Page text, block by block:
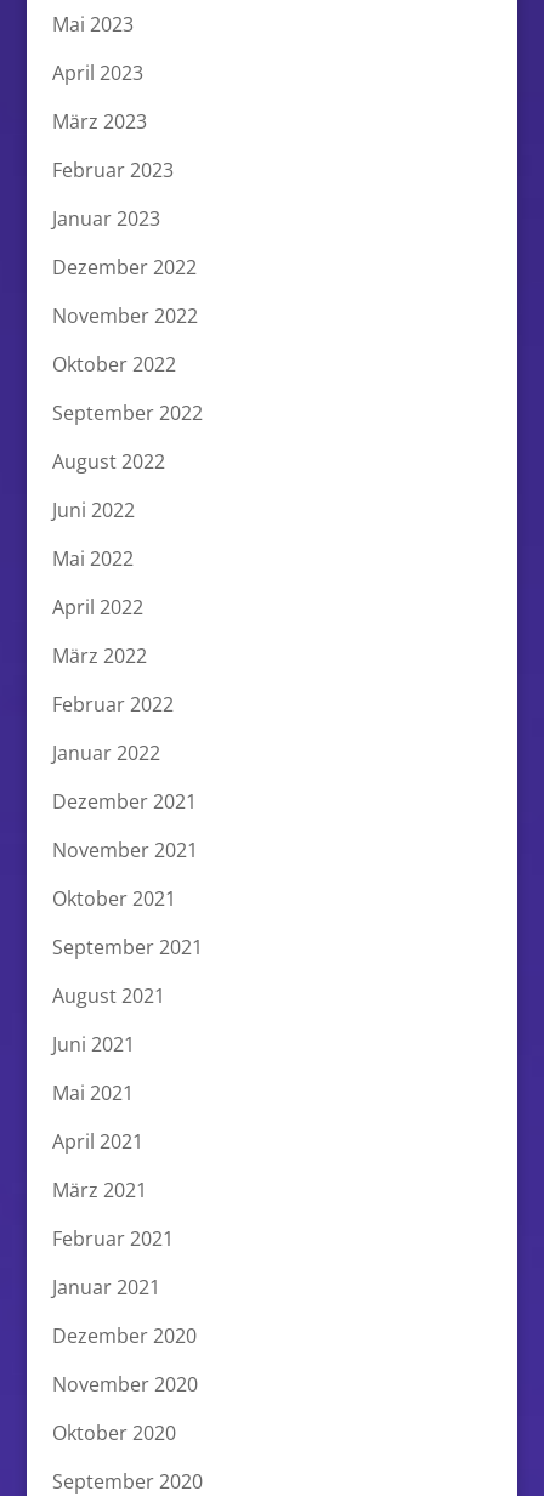
Mai 2023
April 2023
März 2023
Februar 2023
Januar 2023
Dezember 2022
November 2022
Oktober 2022
September 2022
August 2022
Juni 2022
Mai 2022
April 2022
März 2022
Februar 2022
Januar 2022
Dezember 2021
November 2021
Oktober 2021
September 2021
August 2021
Juni 2021
Mai 2021
April 2021
März 2021
Februar 2021
Januar 2021
Dezember 2020
November 2020
Oktober 2020
September 2020